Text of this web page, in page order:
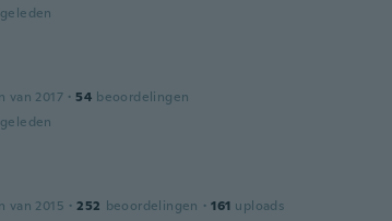
van 2017 · 54 beoordelingen
van 2015 · 252 beoordelingen · 161 uploads